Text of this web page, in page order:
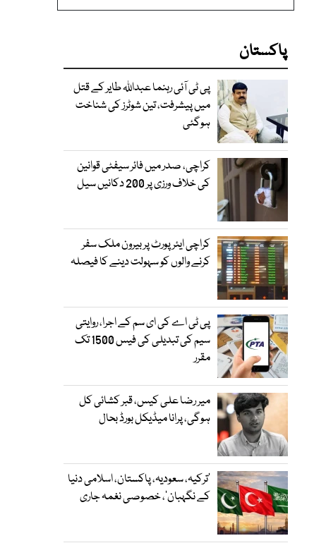
پاکستان
پی ٹی آئی رہنما عبداللہ طایر کے قتل
میں پیشرفت، تین شوٹرز کی شناخت
ہوگئی
کراچی، صدر میں فائر سیفٹی قوانین
کی خلاف ورزی پر 200 دکانیں سیل
کراچی ایئرپورٹ پر بیرون ملک سفر
کرنے والوں کو سہولت دینے کا فیصلہ
پی ٹی اے کی ای سم کے اجرا، روایتی
سیم کی تبدیلی کی فیس 1500 تک
مقرر
میر رضا علی کیس، قبر کشائی کل
ہوگی، پرانا میڈیکل بورڈ بحال
‘ترکیہ، سعودیہ، پاکستان، اسلامی دنیا
کے نگہبان’، خصوصی نغمہ جاری